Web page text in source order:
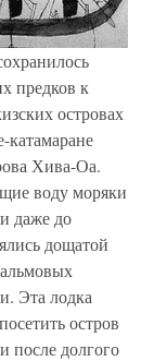
предков к
островах
катамаране
Хива-Оа.
воду моряки
даже до
дощатой
Эта лодка
остров
после долгого